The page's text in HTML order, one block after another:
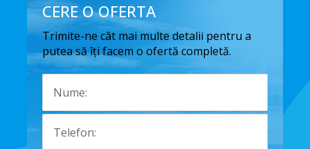
CERE O OFERTA
Trimite-ne cât mai multe detalii pentru a
putea să îți facem o ofertă completă.